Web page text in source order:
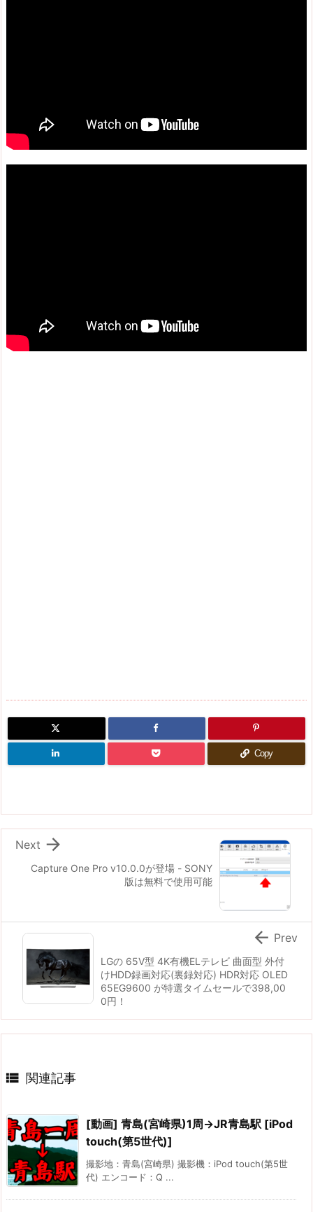
Copy
Capture One Pro v10.0.0が登場 - SONY
版は無料で使用可能

Next
LGの 65V型 4K有機ELテレビ 曲面型 外付
けHDD録画対応(裏録対応) HDR対応 OLED
65EG9600 が特選タイムセールで398,00
0円！
 Prev
 関連記事
[動画] 青島(宮崎県)1周→JR青島駅 [iPod
touch(第5世代)]
撮影地：青島(宮崎県) 撮影機：iPod touch(第5世
代) エンコード：Q ...